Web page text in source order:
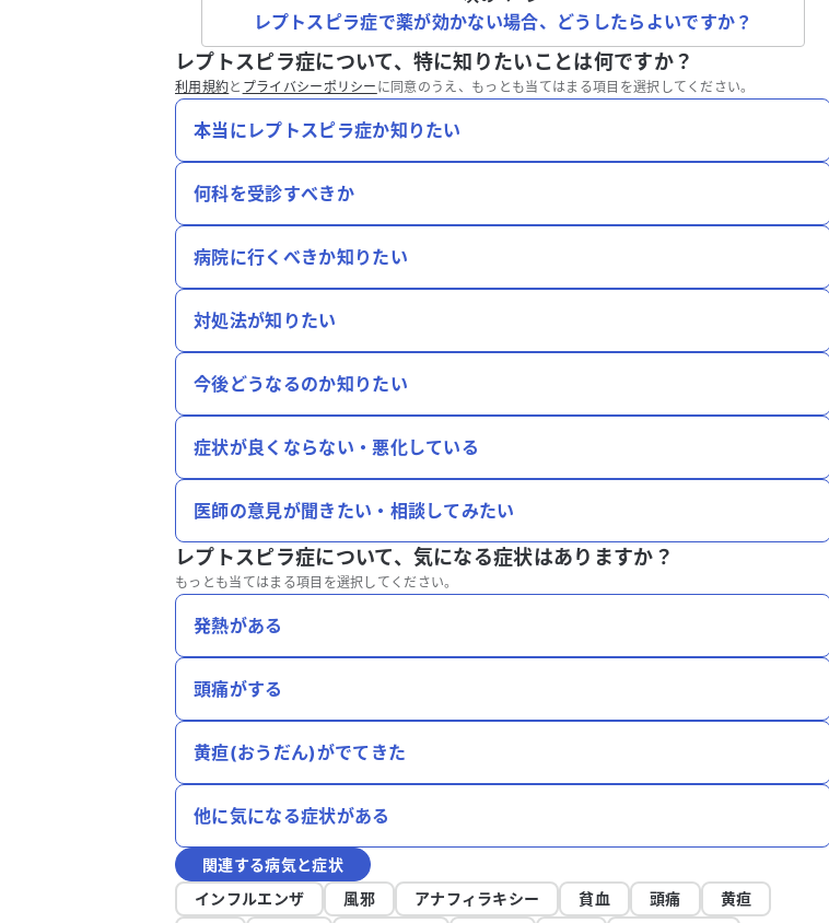
レプトスピラ症で薬が効かない場合、どうしたらよいですか？
レプトスピラ症について、特に知りたいことは何ですか？
利用規約と プライバシーポリシー に同意のうえ、もっとも当てはまる項目を選択してください。
本当にレプトスピラ症か知りたい
何科を受診すべきか
病院に行くべきか知りたい
対処法が知りたい
今後どうなるのか知りたい
症状が良くならない・悪化している
医師の意見が聞きたい・相談してみたい
レプトスピラ症について、 気になる症状はありますか？
もっとも当てはまる項目を選択してください。
発熱がある
頭痛がする
黄疸(おうだん)がでてきた
他に気になる症状がある
関連する病気と症状
インフルエンザ
風邪 アナフィラキシー 貧血 頭痛
黄疸